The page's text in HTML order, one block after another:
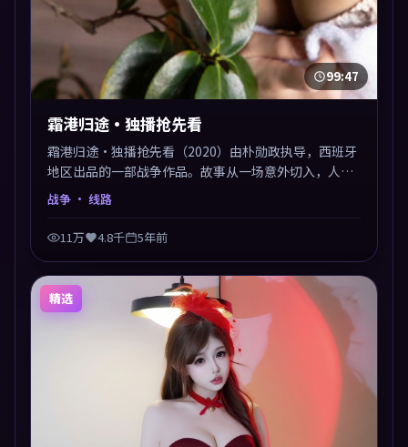
99:47
霜港归途·独播抢先看
霜港归途·独播抢先看（2020）由朴勋政执导，西班牙
地区出品的一部战争作品。故事从一场意外切入，人物
在道德与生存之间反复摇摆，叙事层层推进，情绪克制
溅。
战争 · 线路
11万 4.8千 5年前
精选